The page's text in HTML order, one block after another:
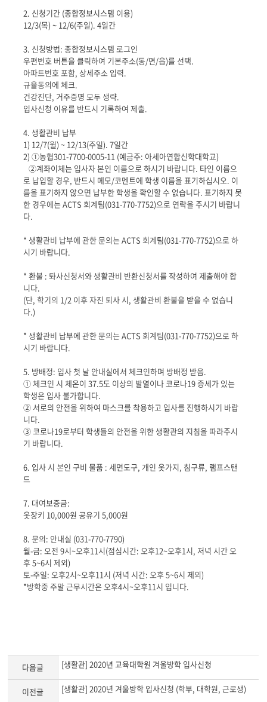
2. 신청기간 (종합정보시스템 이용)
12/3(목) ~ 12/6(주일). 4일간
3. 신청방법: 종합정보시스템 로그인
우편번호 버튼을 클릭하여 기본주소(동/면/읍)를 선택.
아파트번호 포함,상세주소 입력.
규율동의에 체크.
건강진단, 거주증명 모두 생략.
입사신청 이유를 반드시 기록하여 제출.
4. 생활관비 납부
1) 12/7(월) ~ 12/13(주일). 7일간
2)①농협301-7700-0005-11 (예금주: 아세아연합신학대학교)
②계좌이체는 입사자 본인 이름으로 하시기 바랍니다. 타인 이름으
로 납입할 경우, 반드시 메모/코멘트에 학생 이름을 표기하십시오. 이
름을 표기하지 않으면 납부한 학생을 확인할 수 없습니다.표기하지 못
한 경우에는ACTS 회계팀(031-770-7752)으로 연락을 주시기 바랍니
다.
* 생활관비 납부에 관한 문의는ACTS 회계팀(031-770-7752)으로 하
시기 바랍니다.
*환불 : 톼사신청서와 생활관비 반환신청서를 작성하여 제출해야 합
니다.
(단,학기의 1/2 이후 자진 퇴사 시, 생활관비 환불을 받을 수 없습니
다.)
* 생활관비 납부에 관한 문의는ACTS 회계팀(031-770-7752)으로 하
시기 바랍니다.
5. 방배정: 입사 첫 날 안내실에서 체크인하며 방배정 받음.
①체크인 시 체온이37.5도 이상의 발열이나 코로나19증세가 있는
학생은 입사 불가합니다.
② 서로의 안전을 위하여 마스크를 착용하고 입사를 진행하시기 바랍
니다.
③코로나19로부터 학생들의 안전을 위한 생활관의 지침을 따라주시
기 바랍니다.
6. 입사 시 본인 구비 물품 : 세면도구, 개인 옷가지, 침구류, 램프스탠
드
7. 대여보증금:
옷장키 10,000원 공유기5,000원
8.문의: 안내실 (031-770-7790)
월-금: 오전9시~오후11시(점심시간: 오후12~오후1시,저녁 시간 오
후5~6시 제외)
토-주일: 오후2시~오후11시 (저녁 시간: 오후5~6시 제외)
*방학중 주말 근무시간은 오후4시~오후11시 입니다.
다음글 [생활관] 2020년 교육대학원 겨울방학 입사신청
이전글 [생활관] 2020년 겨울방학 입사신청 (학부, 대학원, 근로생)